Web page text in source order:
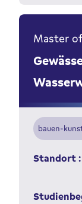
Master
bauen-
Standort :